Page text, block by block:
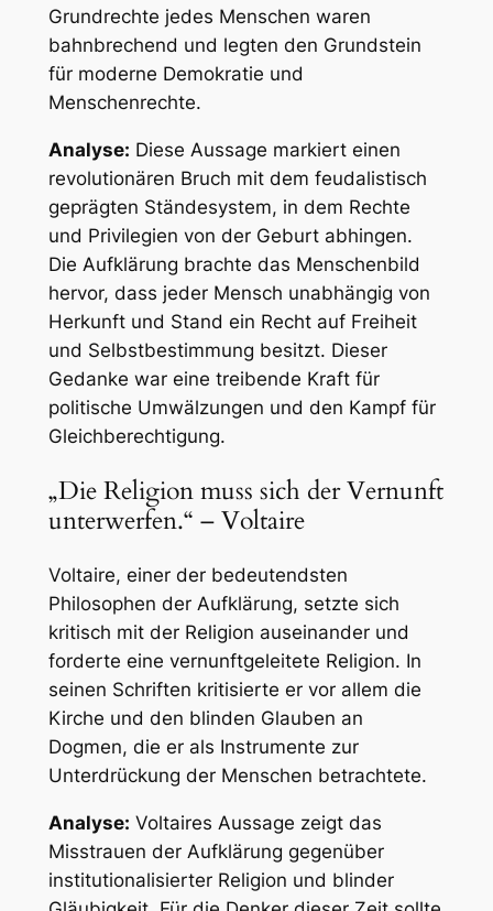
Grundrechte jedes Menschen waren
bahnbrechend und legten den Grundstein
für moderne Demokratie und
Menschenrechte.
Analyse: Diese Aussage markiert einen
revolutionären Bruch mit dem feudalistisch
geprägten Ständesystem, in dem Rechte
und Privilegien von der Geburt abhingen.
Die Aufklärung brachte das Menschenbild
hervor, dass jeder Mensch unabhängig von
Herkunft und Stand ein Recht auf Freiheit
und Selbstbestimmung besitzt. Dieser
Gedanke war eine treibende Kraft für
politische Umwälzungen und den Kampf für
Gleichberechtigung.
„Die Religion muss sich der Vernunft
unterwerfen.“ – Voltaire
Voltaire, einer der bedeutendsten
Philosophen der Aufklärung, setzte sich
kritisch mit der Religion auseinander und
forderte eine vernunftgeleitete Religion. In
seinen Schriften kritisierte er vor allem die
Kirche und den blinden Glauben an
Dogmen, die er als Instrumente zur
Unterdrückung der Menschen betrachtete.
Analyse: Voltaires Aussage zeigt das
Misstrauen der Aufklärung gegenüber
institutionalisierter Religion und blinder